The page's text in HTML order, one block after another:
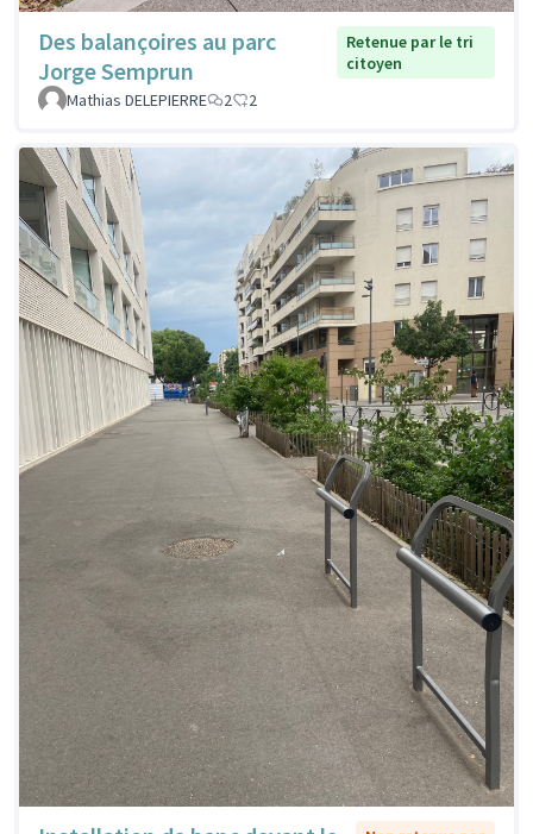
Des balançoires au parc
Jorge Semprun
Retenue par le tri
citoyen
Mathias DELEPIERRE
2 2